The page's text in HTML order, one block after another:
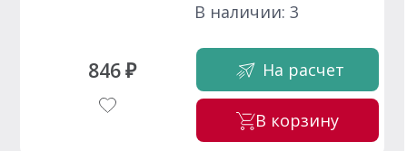
846 ₽
В наличии: 3
На расчет
В корзину